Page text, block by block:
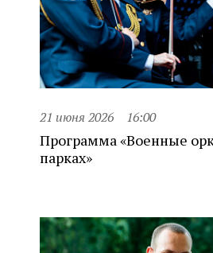
21 июня 2026 16:00
Программа «Военные
парках»